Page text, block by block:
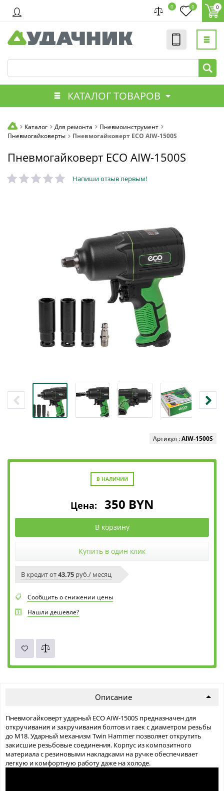
0 0 0
КАТАЛОГ ТОВАРОВ
Каталог Для ремонта
Пневмоинструмент
Пневмогайковерты
Пневмогайковерт ECO AIW-1500S
Пневмогайковерт ECO AIW-1500S
Напиши отзыв первым!
Артикул :AIW-1500S
В НАЛИЧИИ
Цена: 350 BYN
В корзину
Купить в один клик
В кредит от43.75 руб./ месяц
Сообщить о снижении цены
Нашли дешевле?
Описание
Пневмогайковерт ударный ECO AIW-1500S предназначен для
откручивания и закручивания болтов и гаек с диаметром резьбы
до М18. Ударный механизм Twin Hammer позволяет открутить
закисшие резьбовые соединения. Корпус из композитного
материала с резиновыми накладками на ручке обеспечивает
легкую и комфортную работу даже на холоде.